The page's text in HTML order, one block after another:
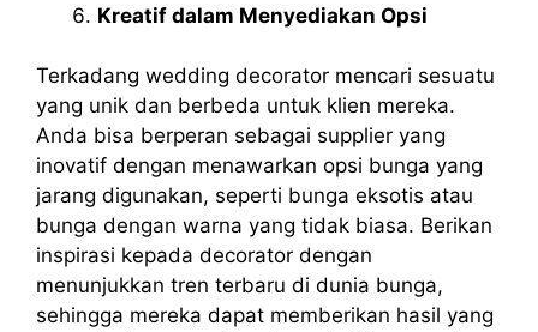
Kreatif dalam Menyediakan Opsi
Terkadang wedding decorator mencari sesuatu
yang unik dan berbeda untuk klien mereka.
Anda bisa berperan sebagai supplier yang
inovatif dengan menawarkan opsi bunga yang
jarang digunakan, seperti bunga eksotis atau
bunga dengan warna yang tidak biasa. Berikan
inspirasi kepada decorator dengan
menunjukkan tren terbaru di dunia bunga,
sehingga mereka dapat memberikan hasil yang